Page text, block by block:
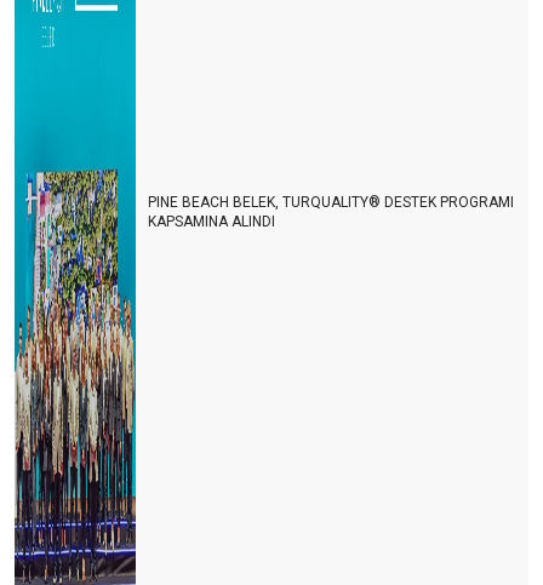
Yalın yönetim ya da Dabbawala
4 mahalleli kasaba
Online yorum siteleri
EXPO alani için alternatif öneri
Dikkat Z kuşağı geliyor
anti turizm -2
Anti turizm
EXPO 2016 alanı
Çinli Düşünür Lao Tzu’nun Öyküsü
Ponpon kız (Amigo) etkisi
PINE BEACH BELEK, TURQUALITY® DESTEK PROGRAMI
KAPSAMINA ALINDI